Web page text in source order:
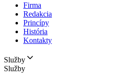
Firma
Redakcia
Princípy
História
Kontakty
Služby
Služby